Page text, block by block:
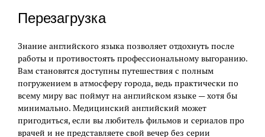
Перезагрузка
Знание английского языка позволяет отдохнуть после
работы и противостоять профессиональному выгоранию.
Вам становятся доступны путешествия с полным
погружением в атмосферу города, ведь практически по
всему миру вас поймут на английском языке — хотя бы
минимально. Медицинский английский может
пригодиться, если вы любитель фильмов и сериалов про
врачей и не представляете свой вечер без серии